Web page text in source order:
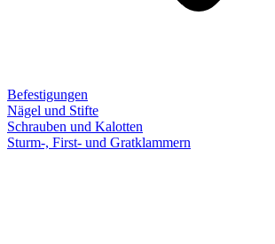
Befestigungen
Nägel und Stifte
Schrauben und Kalotten
Sturm-, First- und Gratklammern